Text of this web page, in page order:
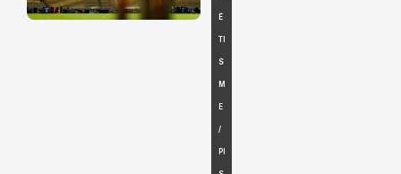
É
TI
S
M
E
/
PI